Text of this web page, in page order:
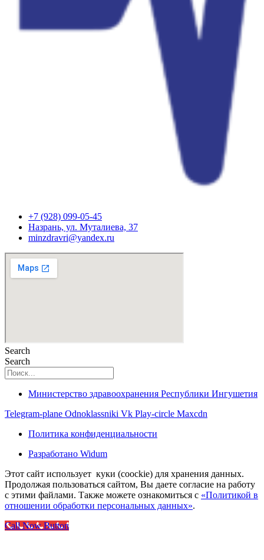
+7 (928) 099-05-45
Назрань, ул. Муталиева, 37
minzdravri@yandex.ru
Search
Search
Министерство здравоохранения Республики Ингушетия
Telegram-plane Odnoklassniki Vk Play-circle Maxcdn
Политика конфиденциальности
Разработано Widum
Этот сайт использует куки (coockie) для хранения данных.
Продолжая пользоваться сайтом, Вы даете согласие на работу
с этими файлами. Также можете ознакомиться с «Политикой в
отношении обработки персональных данных».
Call Now Button